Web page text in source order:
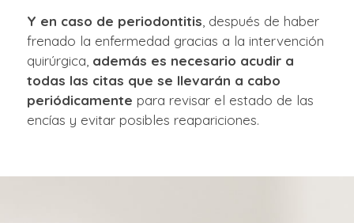
Y en caso de periodontitis , después de haber
frenado la enfermedad gracias a la intervención
quirúrgica, además es necesario acudir a
todas las citas que se llevarán a cabo
periódicamente para revisar el estado de las
encías y evitar posibles reapariciones.